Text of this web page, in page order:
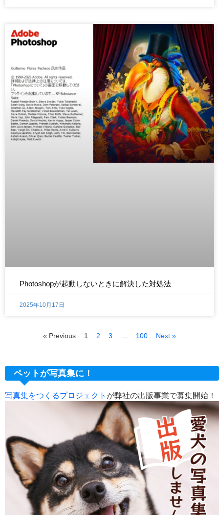
Photoshopが起動しないときに解決した対処法
2025年10月17日
« Previous 1 2 3 100 Next »
ペットが写真集に！
写真集をつくるプロジェクト が弊社の出版事業で募集開始！